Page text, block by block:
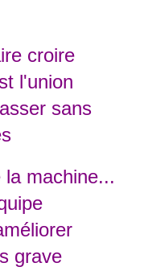
croire
l'union
sans
machine...
grave